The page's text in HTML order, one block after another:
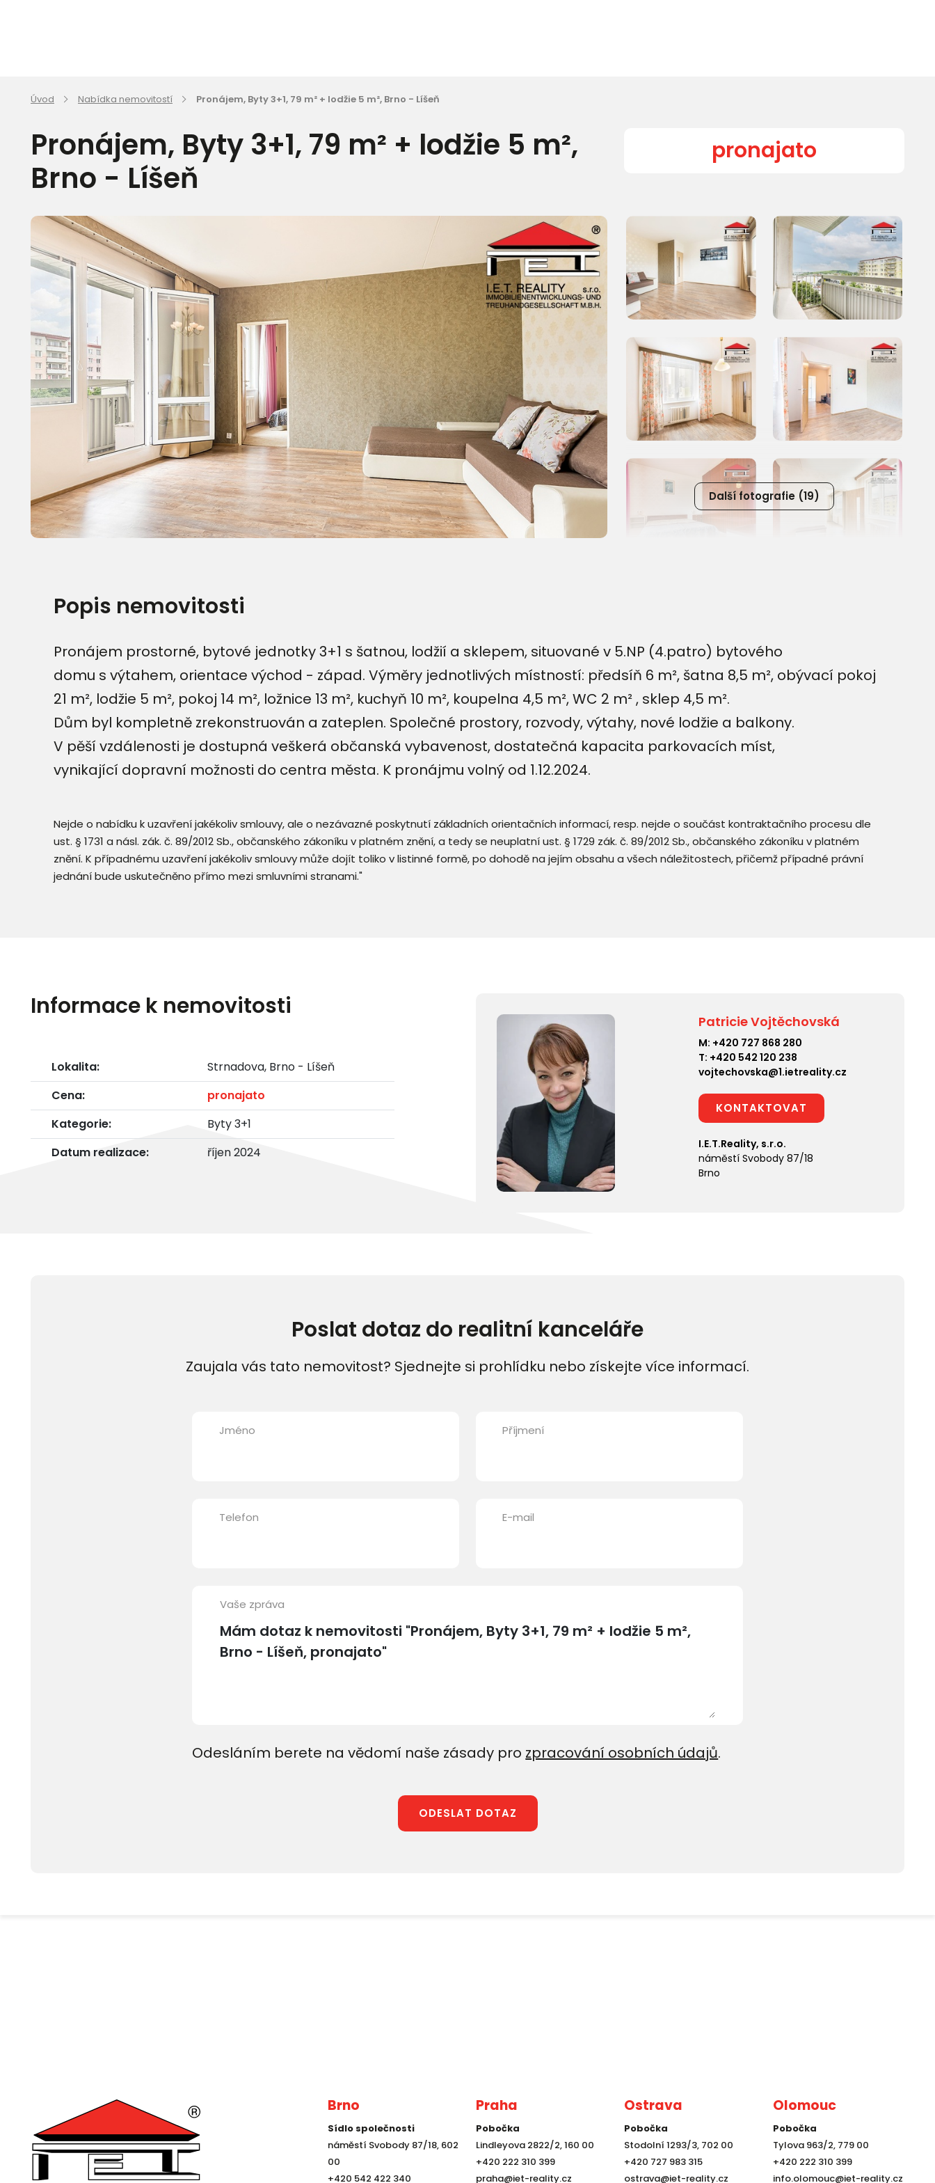
Úvod Nabídka nemovitostí Pronájem, Byty 3+1, 79 m² + lodžie 5 m², Brno - Líšeň
Pronájem, Byty 3+1, 79 m² + lodžie 5 m²,
Brno - Líšeň
pronajato
Další fotografie (19)
Popis nemovitosti
Pronájem prostorné, bytové jednotky 3+1 s šatnou, lodžií a sklepem, situované v 5.NP (4.patro) bytového
domu s výtahem, orientace východ - západ. Výměry jednotlivých místností: předsíň 6 m², šatna 8,5 m², obývací pokoj
21 m², lodžie 5 m², pokoj 14 m², ložnice 13 m², kuchyň 10 m², koupelna 4,5 m², WC 2 m² , sklep 4,5 m².
Dům byl kompletně zrekonstruován a zateplen. Společné prostory, rozvody, výtahy, nové lodžie a balkony.
V pěší vzdálenosti je dostupná veškerá občanská vybavenost, dostatečná kapacita parkovacích míst,
vynikající dopravní možnosti do centra města. K pronájmu volný od 1.12.2024.
Nejde o nabídku k uzavření jakékoliv smlouvy, ale o nezávazné poskytnutí základních orientačních informací, resp. nejde o součást kontraktačního procesu dle
ust. § 1731 a násl. zák. č. 89/2012 Sb., občanského zákoníku v platném znění, a tedy se neuplatní ust. § 1729 zák. č. 89/2012 Sb., občanského zákoníku v platném
znění. K případnému uzavření jakékoliv smlouvy může dojít toliko v listinné formě, po dohodě na jejím obsahu a všech náležitostech, přičemž případné právní
jednání bude uskutečněno přímo mezi smluvními stranami."
Informace k nemovitosti
Lokalita:
Strnadova, Brno - Líšeň
Cena:
pronajato
Kategorie:
Byty 3+1
Datum realizace:
říjen 2024
Patricie Vojtěchovská
M: +420 727 868 280
T: +420 542 120 238
vojtechovska@1.ietreality.cz
KONTAKTOVAT
I.E.T.Reality, s.r.o.
náměstí Svobody 87/18
Brno
Poslat dotaz do realitní kanceláře
Zaujala vás tato nemovitost? Sjednejte si prohlídku nebo získejte více informací.
Jméno Příjmení
Telefon E-mail
Vaše zpráva
Odesláním berete na vědomí naše zásady pro zpracování osobních údajů.
ODESLAT DOTAZ
Brno
Sídlo společnosti
náměstí Svobody 87/18, 602
00
+420 542 422 340
Praha
Pobočka
Lindleyova 2822/2, 160 00
+420 222 310 399
praha@iet-reality.cz
Ostrava
Pobočka
Stodolní 1293/3, 702 00
+420 727 983 315
ostrava@iet-reality.cz
Olomouc
Pobočka
Tylova 963/2, 779 00
+420 222 310 399
info.olomouc@iet-reality.cz